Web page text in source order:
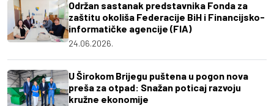
Održan sastanak predstavnika Fonda za
zaštitu okoliša Federacije BiH i Financijsko-
informatičke agencije (FIA)
24.06.2026.
U Širokom Brijegu puštena u pogon nova
preša za otpad: Snažan poticaj razvoju
kružne ekonomije